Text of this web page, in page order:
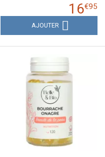
16€95
AJOUTER